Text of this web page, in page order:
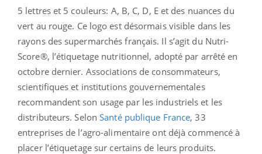
5 lettres et 5 couleurs: A, B, C, D, E et des nuances du
vert au rouge. Ce logo est désormais visible dans les
rayons des supermarchés français. Il s’agit du Nutri-
Score®, l’étiquetage nutritionnel, adopté par arrêté en
octobre dernier. Associations de consommateurs,
scientifiques et institutions gouvernementales
recommandent son usage par les industriels et les
distributeurs. SelonSanté publique France, 33
entreprises de l’agro-alimentaire ont déjà commencé à
placer l’étiquetage sur certains de leurs produits.